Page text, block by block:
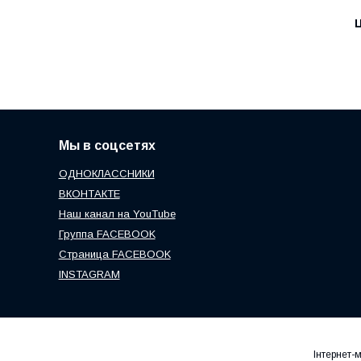
Мы в соцсетях
ОДНОКЛАССНИКИ
ВКОНТАКТЕ
Наш канал на YouTube
Группа FACEBOOK
Страница FACEBOOK
INSTAGRAM